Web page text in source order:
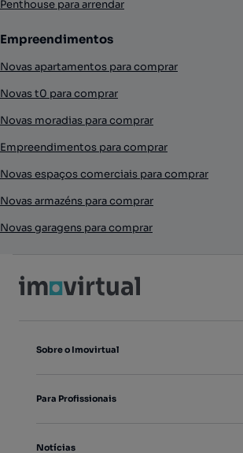
Penthouse para arrendar
Empreendimentos
Novas apartamentos para comprar
Novas t0 para comprar
Novas moradias para comprar
Empreendimentos para comprar
Novas espaços comerciais para comprar
Novas armazéns para comprar
Novas garagens para comprar
Sobre o Imovirtual
Para Profissionais
Notícias